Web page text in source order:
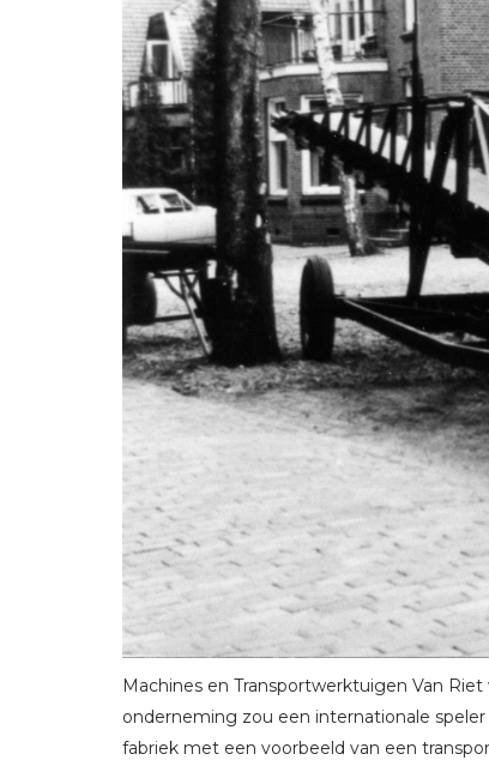
Machines en Transportwerktuigen Van
onderneming zou een internationale
fabriek met een voorbeeld van een